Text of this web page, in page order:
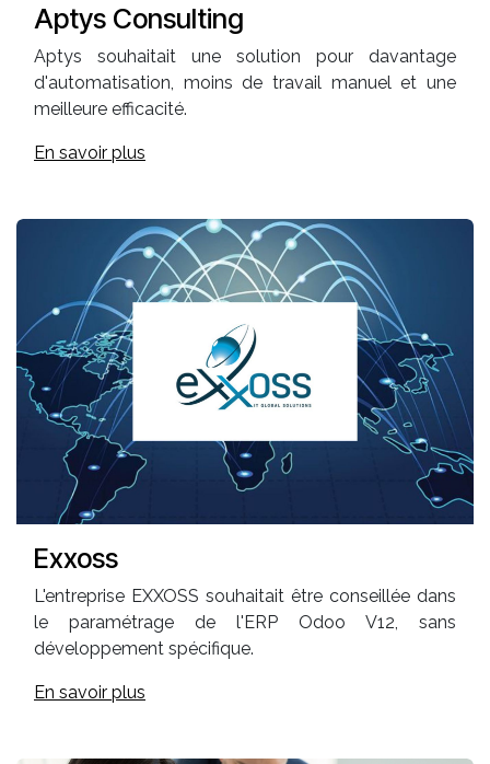
Aptys Consulting
Aptys souhaitait une solution pour davantage
d'automatisation, moins de travail manuel et une
meilleure efficacité.
En savoir plus
Exxoss
L'entreprise EXXOSS souhaitait être conseillée dans
le paramétrage de l'ERP Odoo V12, sans
développement spécifique.
En savoir plus